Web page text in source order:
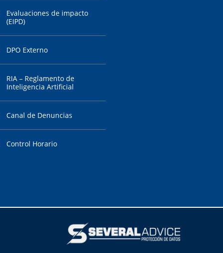
Evaluaciones de impacto
(EIPD)
DPO Externo
RIA – Reglamento de
Inteligencia Artificial
Canal de Denuncias
Control Horario